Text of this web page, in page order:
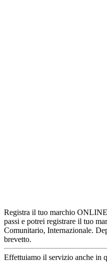
Registra il tuo marchio
passi e potrei registrare il tuo
Comunitario, Internazionale.
brevetto.
Effettuiamo il servizio anche in